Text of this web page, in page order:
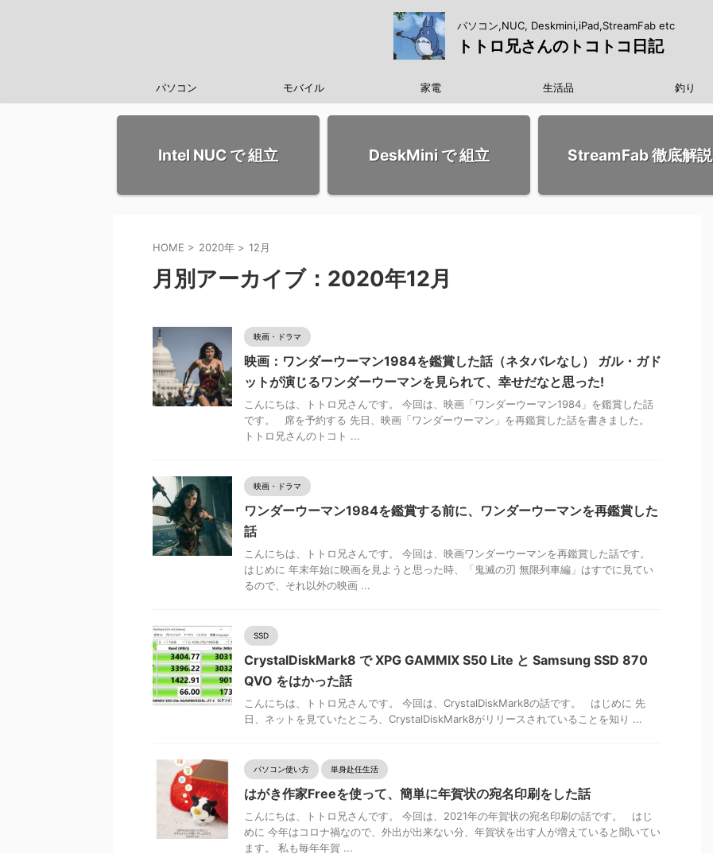
パソコン,NUC, Deskmini,iPad,StreamFab etc
トトロ兄さんのトコトコ日記
パソコン モバイル 家電 生活品 釣り
Intel NUC で 組立 DeskMini で 組立 StreamFab 徹底解説
HOME > 2020年 > 12月
月別アーカイブ：2020年12月
映画・ドラマ
映画：ワンダーウーマン1984を鑑賞した話（ネタバレなし） ガル・ガド
ットが演じるワンダーウーマンを見られて、幸せだなと思った!
こんにちは、トトロ兄さんです。 今回は、映画「ワンダーウーマン1984」を鑑賞した話
です。 席を予約する 先日、映画「ワンダーウーマン」を再鑑賞した話を書きました。
トトロ兄さんのトコト ...
映画・ドラマ
ワンダーウーマン1984を鑑賞する前に、ワンダーウーマンを再鑑賞した
話
こんにちは、トトロ兄さんです。 今回は、映画ワンダーウーマンを再鑑賞した話です。
はじめに 年末年始に映画を見ようと思った時、「鬼滅の刃 無限列車編」はすでに見てい
るので、それ以外の映画 ...
SSD
CrystalDiskMark8 で XPG GAMMIX S50 Lite と Samsung SSD 870
QVO をはかった話
こんにちは、トトロ兄さんです。 今回は、CrystalDiskMark8の話です。 はじめに 先
日、ネットを見ていたところ、CrystalDiskMark8がリリースされていることを知り ...
パソコン使い方 単身赴任生活
はがき作家Freeを使って、簡単に年賀状の宛名印刷をした話
こんにちは、トトロ兄さんです。 今回は、2021年の年賀状の宛名印刷の話です。 はじ
めに 今年はコロナ禍なので、外出が出来ない分、年賀状を出す人が増えていると聞いてい
ます。 私も毎年年賀 ...